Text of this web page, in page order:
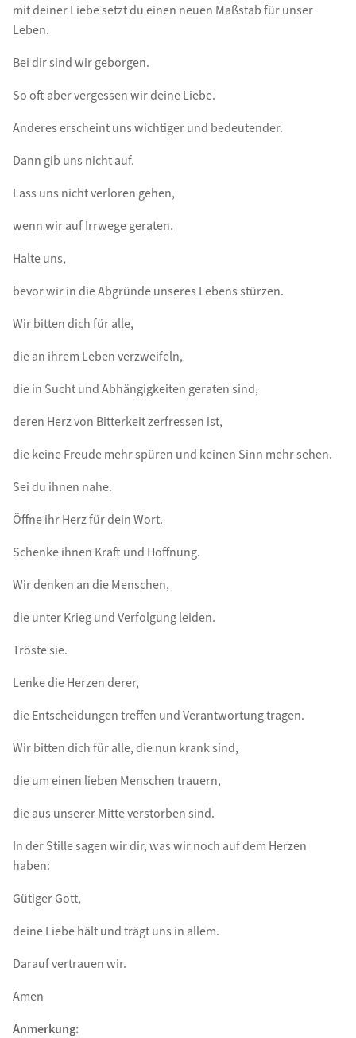
mit deiner Liebe setzt du einen neuen Maßstab für unser
Leben.
Bei dir sind wir geborgen.
So oft aber vergessen wir deine Liebe.
Anderes erscheint uns wichtiger und bedeutender.
Dann gib uns nicht auf.
Lass uns nicht verloren gehen,
wenn wir auf Irrwege geraten.
Halte uns,
bevor wir in die Abgründe unseres Lebens stürzen.
Wir bitten dich für alle,
die an ihrem Leben verzweifeln,
die in Sucht und Abhängigkeiten geraten sind,
deren Herz von Bitterkeit zerfressen ist,
die keine Freude mehr spüren und keinen Sinn mehr sehen.
Sei du ihnen nahe.
Öffne ihr Herz für dein Wort.
Schenke ihnen Kraft und Hoffnung.
Wir denken an die Menschen,
die unter Krieg und Verfolgung leiden.
Tröste sie.
Lenke die Herzen derer,
die Entscheidungen treffen und Verantwortung tragen.
Wir bitten dich für alle, die nun krank sind,
die um einen lieben Menschen trauern,
die aus unserer Mitte verstorben sind.
In der Stille sagen wir dir, was wir noch auf dem Herzen
haben:
Gütiger Gott,
deine Liebe hält und trägt uns in allem.
Darauf vertrauen wir.
Amen
Anmerkung: